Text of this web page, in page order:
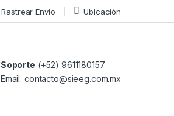
Rastrear Envío Ubicación
Soporte (+52) 9611180157
Email: contacto@sieeg.com.mx